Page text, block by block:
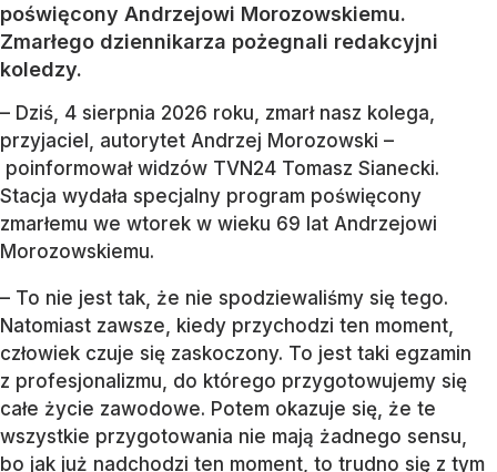
poświęcony Andrzejowi Morozowskiemu.
Zmarłego dziennikarza pożegnali redakcyjni
koledzy.
– Dziś, 4 sierpnia 2026 roku, zmarł nasz kolega,
przyjaciel, autorytet Andrzej Morozowski –
poinformował widzów TVN24 Tomasz Sianecki.
Stacja wydała specjalny program poświęcony
zmarłemu we wtorek w wieku 69 lat Andrzejowi
Morozowskiemu.
– To nie jest tak, że nie spodziewaliśmy się tego.
Natomiast zawsze, kiedy przychodzi ten moment,
człowiek czuje się zaskoczony. To jest taki egzamin
z profesjonalizmu, do którego przygotowujemy się
całe życie zawodowe. Potem okazuje się, że te
wszystkie przygotowania nie mają żadnego sensu,
bo jak już nadchodzi ten moment, to trudno się z tym